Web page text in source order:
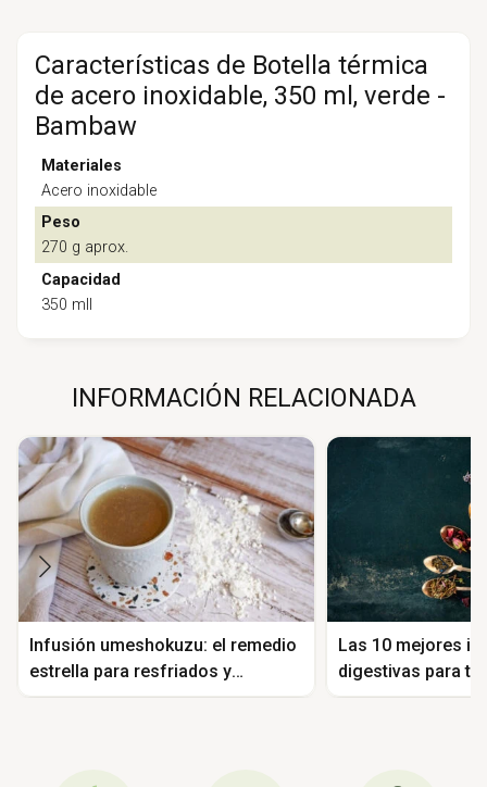
Características de Botella térmica
de acero inoxidable, 350 ml, verde -
Bambaw
Materiales
Acero inoxidable
Peso
270 g aprox.
Capacidad
350 mll
INFORMACIÓN RELACIONADA
Infusión umeshokuzu: el remedio
estrella para resfriados y
problemas digestivos
Las 10 mejores
digestivas para tu